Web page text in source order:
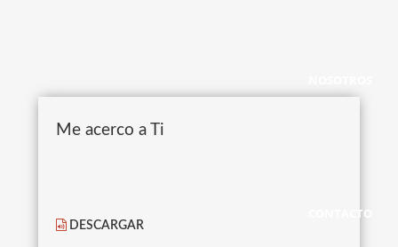
CONTACTO
Me acerco a Ti
DESCARGAR